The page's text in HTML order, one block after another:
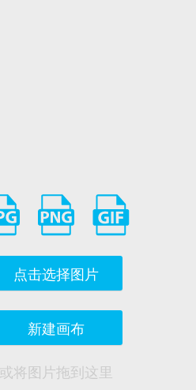
点击选择图片
新建画布
或将图片拖到这里